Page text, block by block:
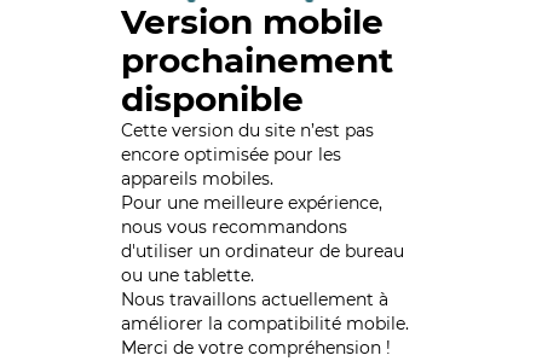
Version mobile
prochainement
disponible
Cette version du site n’est pas
encore optimisée pour les
appareils mobiles.
Pour une meilleure expérience,
nous vous recommandons
d'utiliser un ordinateur de bureau
ou une tablette.
Nous travaillons actuellement à
améliorer la compatibilité mobile.
Merci de votre compréhension !